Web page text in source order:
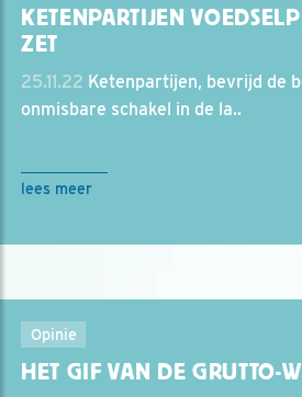
KETENPARTIJEN
ZET
25.11.22 Ketenpartijen, bevrijd de
onmisbare schakel in de la..
lees meer
Opinie
HET GIF VAN DE GRUTTO-